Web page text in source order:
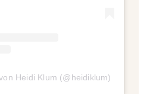
Heidi Klum (@heidiklum)